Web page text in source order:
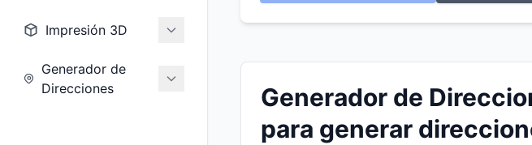
Impresión 3D
Generador de
Direcciones
Generador de
para generar